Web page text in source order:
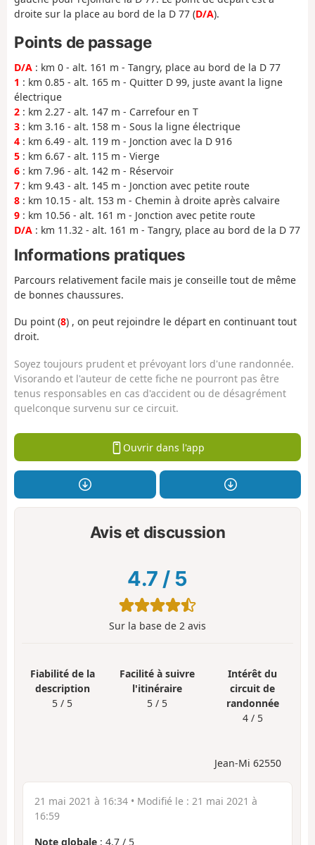
droite sur la place au bord de la D 77 (D/A).
Points de passage
D/A : km 0 - alt. 161 m - Tangry, place au bord de la D 77
1 : km 0.85 - alt. 165 m - Quitter D 99, juste avant la ligne
électrique
2 : km 2.27 - alt. 147 m - Carrefour en T
3 : km 3.16 - alt. 158 m - Sous la ligne électrique
4 : km 6.49 - alt. 119 m - Jonction avec la D 916
5 : km 6.67 - alt. 115 m - Vierge
6 : km 7.96 - alt. 142 m - Réservoir
7 : km 9.43 - alt. 145 m - Jonction avec petite route
8 : km 10.15 - alt. 153 m - Chemin à droite après calvaire
9 : km 10.56 - alt. 161 m - Jonction avec petite route
D/A : km 11.32 - alt. 161 m - Tangry, place au bord de la D 77
Informations pratiques
Parcours relativement facile mais je conseille tout de même
de bonnes chaussures.
Du point (8) , on peut rejoindre le départ en continuant tout
droit.
Soyez toujours prudent et prévoyant lors d'une randonnée.
Visorando et l'auteur de cette fiche ne pourront pas être
tenus responsables en cas d'accident ou de désagrément
quelconque survenu sur ce circuit.
Ouvrir dans l'app
Avis et discussion
4.7 / 5
Sur la base de 2 avis
Fiabilité de la
description
5 / 5
Facilité à suivre
l'itinéraire
5 / 5
Intérêt du
circuit de
randonnée
4 / 5
Jean-Mi 62550
21 mai 2021 à 16:34 • Modifié le : 21 mai 2021 à
16:59
Note globale : 4.7 / 5